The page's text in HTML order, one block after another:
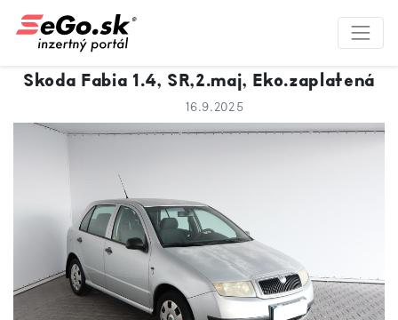
Skoda Fabia 1.4, SR,2.maj, Eko.zaplatená
16.9.2025